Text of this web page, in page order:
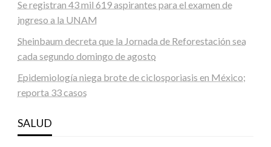
Se registran 43 mil 619 aspirantes para el examen de
ingreso a la UNAM
Sheinbaum decreta que la Jornada de Reforestación sea
cada segundo domingo de agosto
Epidemiología niega brote de ciclosporiasis en México;
reporta 33 casos
SALUD